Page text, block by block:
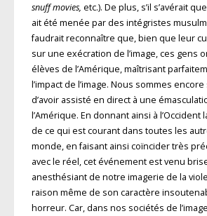
snuff movies, etc.). De plus, s’il s’avérait
ait été menée par des intégristes
faudrait reconnaître que, bien que leur
sur une exécration de l’image, ces gens
élèves de l’Amérique, maîtrisant
l’impact de l’image. Nous sommes
d’avoir assisté en direct à une
l’Amérique. En donnant ainsi à l’Occident
de ce qui est courant dans toutes les
monde, en faisant ainsi coïncider très
avec le réel, cet événement est venu
anesthésiant de notre imagerie de la
raison même de son caractère
horreur. Car, dans nos sociétés de